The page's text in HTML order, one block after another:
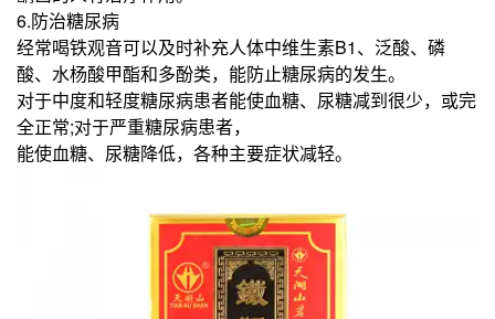
6.防治糖尿病
经常喝铁观音可以及时补充人体中维生素B1、泛酸、磷
酸、水杨酸甲酯和多酚类，能防止糖尿病的发生。
对于中度和轻度糖尿病患者能使血糖、尿糖减到很少，或完
全正常;对于严重糖尿病患者，
能使血糖、尿糖降低，各种主要症状减轻。